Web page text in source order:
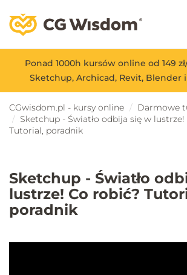
Ponad 1000h kursów online od 149
Sketchup, Archicad, Revit, Blender
CGwisdom.pl - kursy online
Darmowe
Sketchup - Światło odbija się w
Tutorial, poradnik
Sketchup - Światło
lustrze! Co robić?
poradnik